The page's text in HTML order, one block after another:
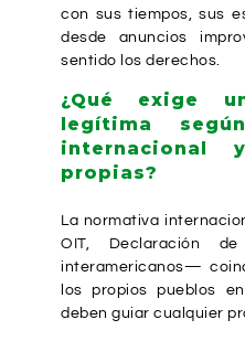
con sus tiempos, sus
desde anuncios
sentido los derechos.
¿Qué exige
legítima
internacional
propias?
La normativa
OIT, Declaración
interamericanos—
los propios pueblos
deben guiar cualquier